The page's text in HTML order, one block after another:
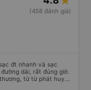
(458 đánh giá)
sạc
dài, rất đúng giờ.
từ từ phát huy